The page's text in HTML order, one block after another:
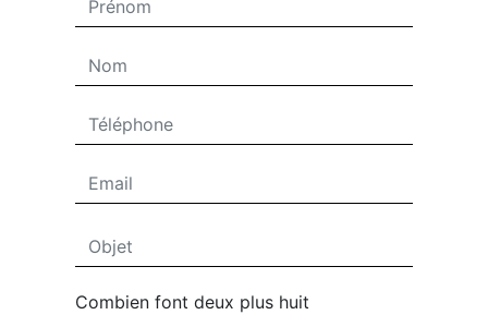
Combien font deux plus huit